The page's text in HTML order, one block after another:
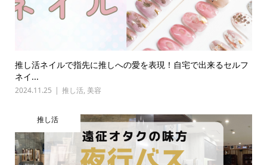
推し活ネイルで指先に推しへの愛を表現！自宅で出来るセルフ
ネイ...
2024.11.25 推し活, 美容
推し活